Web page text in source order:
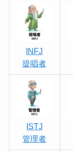
INFJ
提唱者
ISTJ
管理者